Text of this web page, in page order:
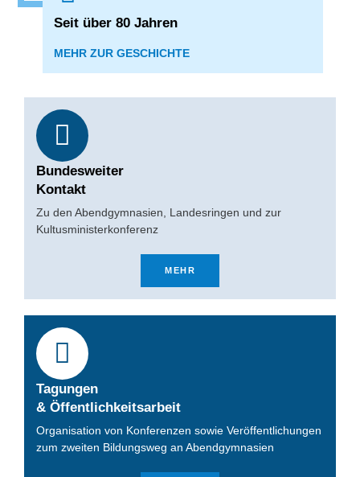
Seit über 80 Jahren
MEHR ZUR GESCHICHTE
Bundesweiter
Kontakt
Zu den Abendgymnasien, Landesringen und zur
Kultusministerkonferenz
MEHR
Tagungen
& Öffentlichkeitsarbeit
Organisation von Konferenzen sowie Veröffentlichungen
zum zweiten Bildungsweg an Abendgymnasien